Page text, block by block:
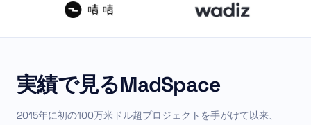
実績で見るMadSpace
2015年に初の100万米ドル超プロジェクトを手がけて以来、